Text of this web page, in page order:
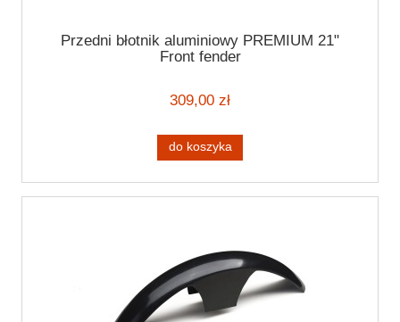
Przedni błotnik aluminiowy PREMIUM 21"
Front fender
309,00 zł
do koszyka